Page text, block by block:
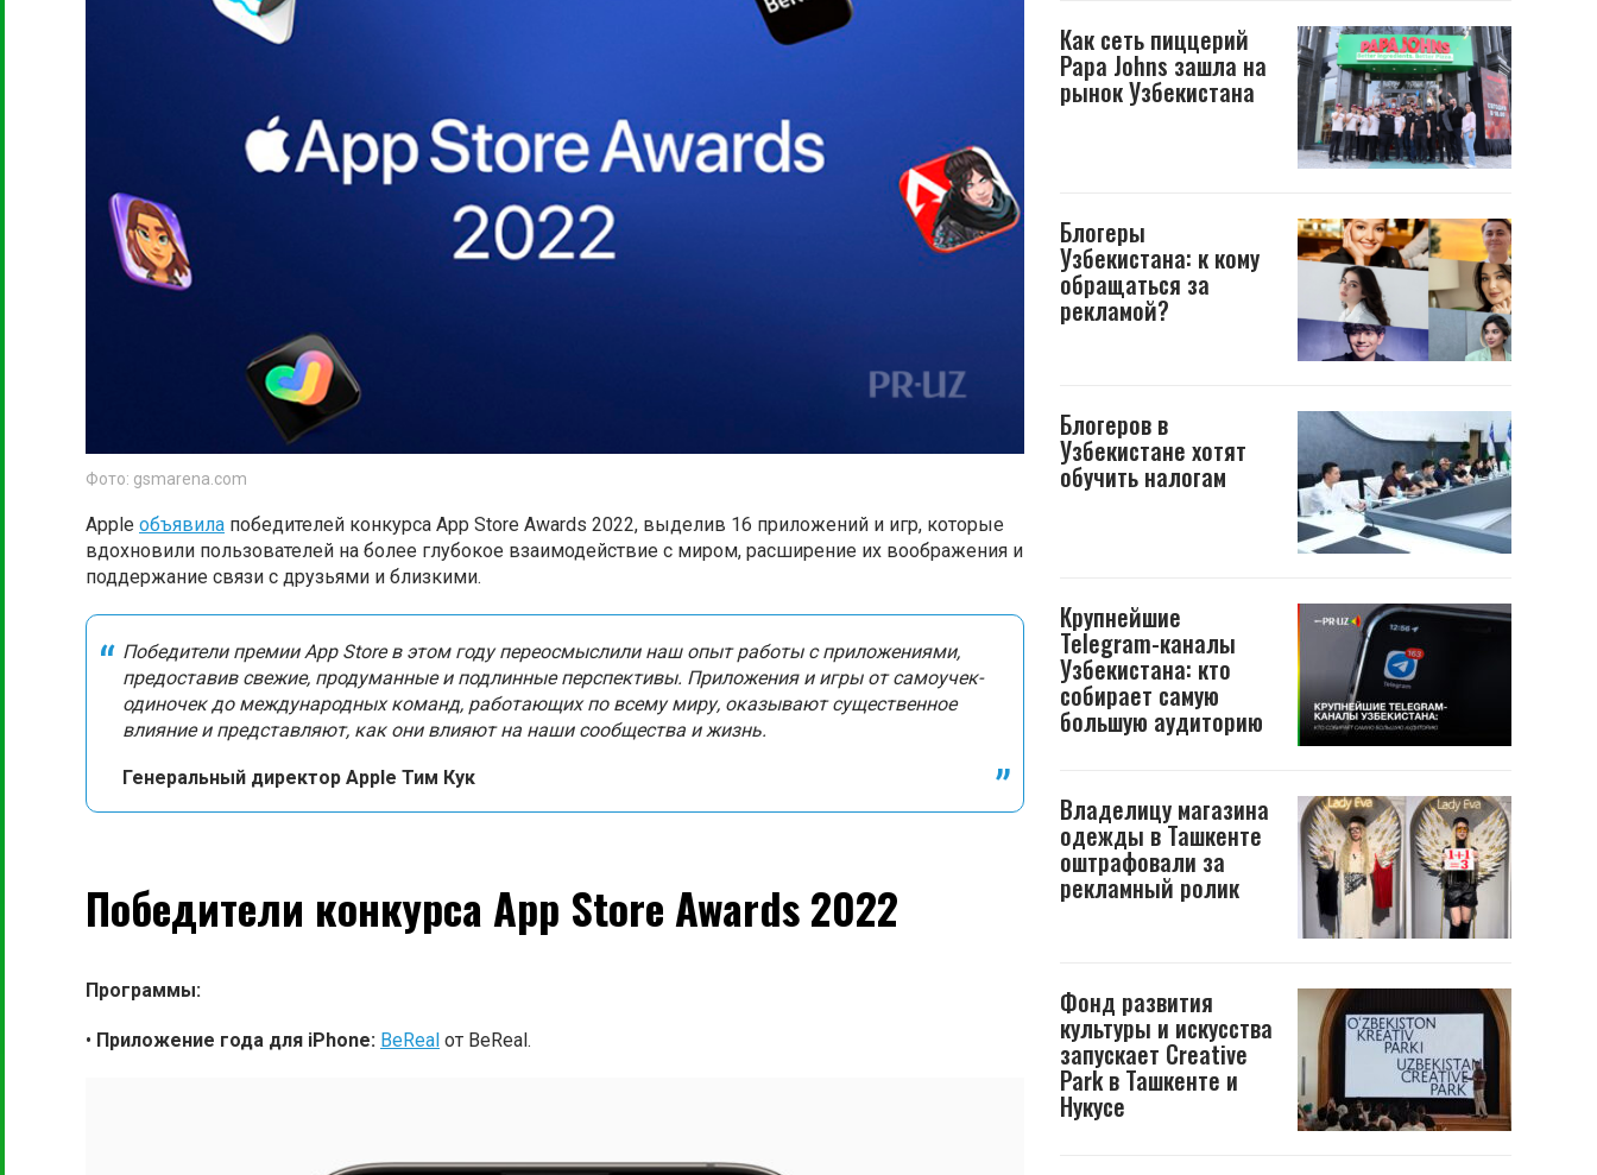
Фото: gsmarena.com
Apple объявила победителей конкурса App Store Awards 2022, выделив 16 приложений и игр, которые
вдохновили пользователей на более глубокое взаимодействие с миром, расширение их воображения и
поддержание связи с друзьями и близкими.
Победители премии App Store в этом году переосмыслили наш опыт работы с приложениями,
предоставив свежие, продуманные и подлинные перспективы. Приложения и игры от самоучек-
одиночек до международных команд, работающих по всему миру, оказывают существенное
влияние и представляют, как они влияют на наши сообщества и жизнь.
Генеральный директор Apple Тим Кук
Победители конкурса App Store Awards 2022
Программы:
• Приложение года для iPhone: BeReal от BeReal.
Как сеть пиццерий
Papa Johns зашла на
рынок Узбекистана
Блогеры
Узбекистана: к кому
обращаться за
рекламой?
Блогеров в
Узбекистане хотят
обучить налогам
Крупнейшие
Telegram-каналы
Узбекистана: кто
собирает самую
большую аудиторию
Владелицу магазина
одежды в Ташкенте
оштрафовали за
рекламный ролик
Фонд развития
культуры и искусства
запускает Creative
Park в Ташкенте и
Нукусе